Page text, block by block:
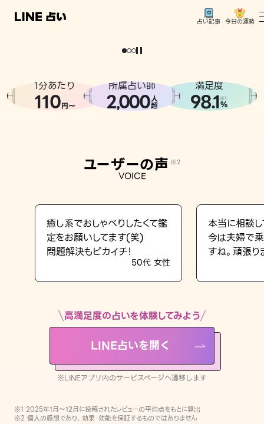
占い記事 今日の運勢
相談事例
占い記事
LINE占いを開く
※LINEアプリ内のサービスページへ遷移します
どうせなら
。
1分あたり
110円〜
所属占い師
2,000人
超
満足度
98.1※1
%
ユーザーの声 ※2
VOICE
癒し系でおしゃべりしたくて鑑
定をお願いしてます(笑)
問題解決もピカイチ！
50代 女性
本当に相談し
今は夫婦で
すね。頑張り
高満足度の占いを体験してみよう
LINE占いを開く
※LINEアプリ内のサービスページへ遷移します
※1 2025年1月〜12月に投稿されたレビューの平均点をもとに算出
※2 個人の感想であり、効果・効能を保証するものではありません